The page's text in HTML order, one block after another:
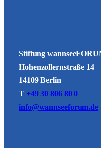
Stiftung
Hohenzollernstraße 14
14109 Berlin
T +49 30 806 80 0
info@wannseeforum.de